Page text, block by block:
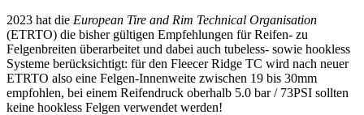
2023 hat die European Tire and Rim Technical Organisation
(ETRTO) die bisher gültigen Empfehlungen für Reifen- zu
Felgenbreiten überarbeitet und dabei auch tubeless- sowie hookless
Systeme berücksichtigt: für den Fleecer Ridge TC wird nach neuer
ETRTO also eine Felgen-Innenweite zwischen 19 bis 30mm
empfohlen, bei einem Reifendruck oberhalb 5.0 bar / 73PSI sollten
keine hookless Felgen verwendet werden!